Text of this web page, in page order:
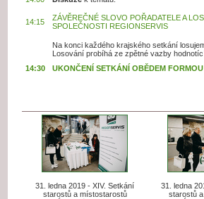
14:15
ZÁVĚREČNÉ SLOVO POŘADATELE A
SPOLEČNOSTI REGIONSERVIS
Na konci každého krajského setkání
Losování probíhá ze zpětné vazby
14:30
UKONČENÍ SETKÁNÍ OBĚDEM
31. ledna 2019 - XIV. Setkání
starostů a místostarostů
31. ledna
starostů